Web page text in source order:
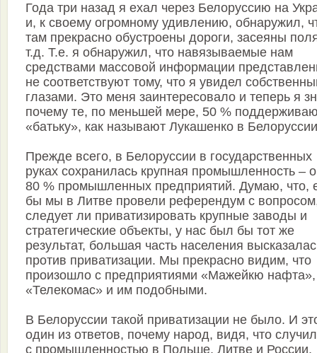
Года три назад я ехал через Белоруссию на
и, к своему огромному удивлению, обнаружил,
там прекрасно обустроены дороги, засеяны
т.д. Т.е. я обнаружил, что навязываемые нам
средствами массовой информации
не соответствуют тому, что я увидел
глазами. Это меня заинтересовало и теперь я
почему те, по меньшей мере, 50 %
«батьку», как называют Лукашенко в
Прежде всего, в Белоруссии в государственных
руках сохранилась крупная промышленность –
80 % промышленных предприятий. Думаю, что,
бы мы в Литве провели референдум с
следует ли приватизировать крупные заводы и
стратегические объекты, у нас был бы тот же
результат, большая часть населения
против приватизации. Мы прекрасно видим, что
произошло с предприятиями «Мажейкю нафта»,
«Телекомас» и им подобными.
В Белоруссии такой приватизации не было. И
один из ответов, почему народ, видя, что
с промышленностью в Польше, Литве и России,